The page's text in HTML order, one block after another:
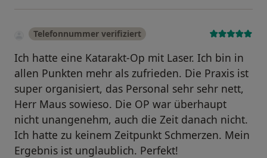
Telefonnummer verifiziert
Ich hatte eine Katarakt-Op mit Laser. Ich bin in
allen Punkten mehr als zufrieden. Die Praxis ist
super organisiert, das Personal sehr sehr nett,
Herr Maus sowieso. Die OP war überhaupt
nicht unangenehm, auch die Zeit danach nicht.
Ich hatte zu keinem Zeitpunkt Schmerzen. Mein
Ergebnis ist unglaublich. Perfekt!